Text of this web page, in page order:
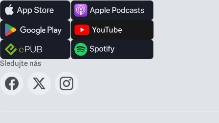
Sledujte nás